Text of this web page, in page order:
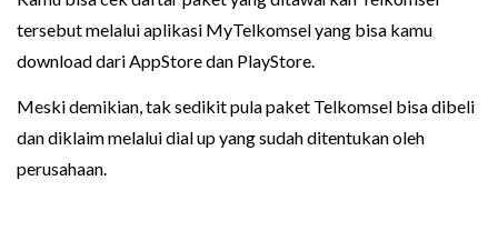
tersebut melalui aplikasi MyTelkomsel yang bisa kamu
download dari AppStore dan PlayStore.
Meski demikian, tak sedikit pula paket Telkomsel bisa dibeli
dan diklaim melalui dial up yang sudah ditentukan oleh
perusahaan.